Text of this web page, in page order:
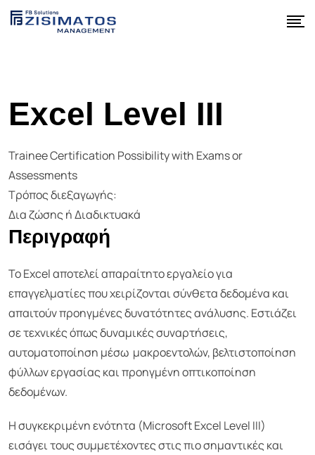
Excel Level III
Trainee Certification Possibility with Exams or
Assessments
Τρόπος διεξαγωγής:
Δια ζώσης ή Διαδικτυακά
Περιγραφή
Το Excel αποτελεί απαραίτητο εργαλείο για
επαγγελματίες που χειρίζονται σύνθετα δεδομένα και
απαιτούν προηγμένες δυνατότητες ανάλυσης. Εστιάζει
σε τεχνικές όπως δυναμικές συναρτήσεις,
αυτοματοποίηση μέσω μακροεντολών, βελτιστοποίηση
φύλλων εργασίας και προηγμένη οπτικοποίηση
δεδομένων.
Η συγκεκριμένη ενότητα (Microsoft Excel Level III)
εισάγει τους συμμετέχοντες στις πιο σημαντικές και